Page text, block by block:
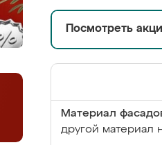
Посмотреть
Материал
другой материал